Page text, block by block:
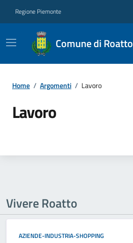
Regione Piemonte
Comune di Roatto
Home / Argomenti / Lavoro
Lavoro
Vivere Roatto
AZIENDE-INDUSTRIA-SHOPPING